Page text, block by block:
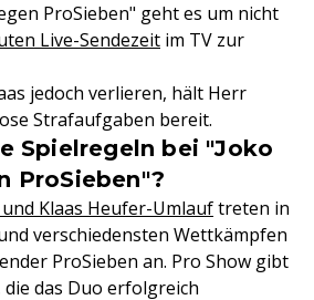
ProSieben" geht es um nicht
Live-Sendezeit im TV zur
jedoch verlieren, hält Herr
Strafaufgaben bereit.
Spielregeln bei "Joko
ProSieben"?
Klaas Heufer-Umlauftreten in
verschiedensten Wettkämpfen
ProSieben an. Pro Show gibt
die das Duo erfolgreich